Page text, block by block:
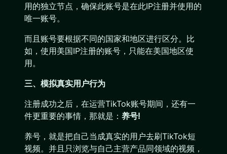
用的独立节点，确保此账号是在此IP注册并使用的
唯一账号。
而且账号要根据不同的国家和地区进行区分。比
如，使用美国IP注册的账号，只能在美国地区使
用。
三、模拟真实用户行为
注册成功之后，在运营TikTok账号期间，还有一
件更重要的事情，那就是： 养号!
养号，就是把自己当成真实的用户去刷TikTok短
视频。并且只浏览与自己主营产品同领域的视频，